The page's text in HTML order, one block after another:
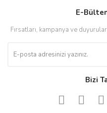
derecede beğendim
Kolay ve hizli alisveris
E-
Fırsatları, kampanya ve
Bizi